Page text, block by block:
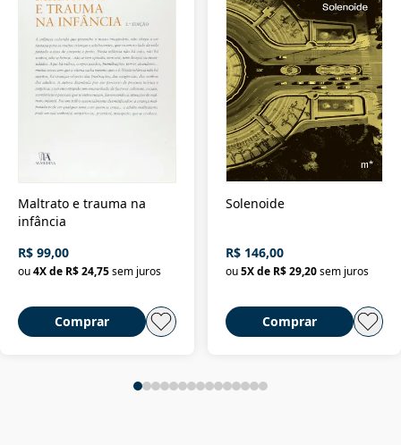
Maltrato e trauma na
infância
R$ 99,00
ou4X de R$ 24,75sem juros
Comprar
Solenoide
R$ 146,00
ou 5X de R$ 29,20 sem juros
Comprar